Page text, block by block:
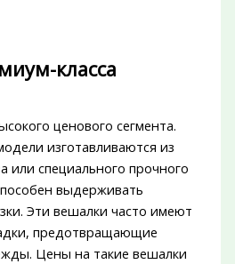
класса
ценового сегмента.
изготавливаются из
или специального прочного
выдерживать
Эти вешалки часто имеют
предотвращающие
Цены на такие вешалки